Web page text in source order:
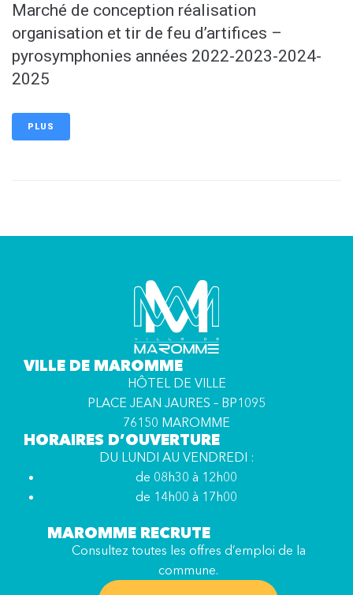
Marché de conception réalisation
organisation et tir de feu d’artifices –
pyrosymphonies années 2022-2023-2024-
2025
PLUS
VILLE DE MAROMME
HÔTEL DE VILLE
PLACE JEAN JAURES – BP1095
76150 MAROMME
HORAIRES D’OUVERTURE
DU LUNDI AU VENDREDI :
de 08h30 à 12h00
de 14h00 à 17h00
MAROMME RECRUTE
Consultez toutes les offres d’emploi de la
commune.